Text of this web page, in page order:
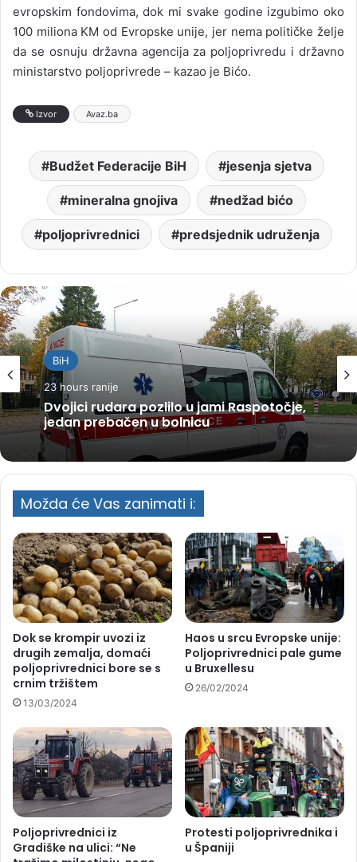
evropskim fondovima, dok mi svake godine izgubimo oko
100 miliona KM od Evropske unije, jer nema političke želje
da se osnuju državna agencija za poljoprivredu i državno
ministarstvo poljoprivrede – kazao je Bićo.
Izvor Avaz.ba
Budžet Federacije BiH jesenja sjetva
mineralna gnojiva nedžad bićo
poljoprivrednici predsjednik udruženja
BiH
23 hours ranije
Dvojici rudara pozlilo u jami Raspotočje,
jedan prebačen u bolnicu
Možda će Vas zanimati i:
Dok se krompir uvozi iz
drugih zemalja, domaći
poljoprivrednici bore se s
crnim tržištem
13/03/2024
Haos u srcu Evropske unije:
Poljoprivrednici pale gume
u Bruxellesu
26/02/2024
Poljoprivrednici iz
Gradiške na ulici: “Ne
Protesti poljoprivrednika i
u Španiji